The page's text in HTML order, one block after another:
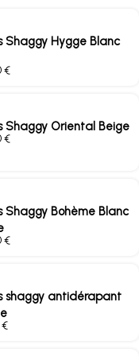
Shaggy Hygge Blanc
€
Shaggy Oriental Beige
€
Shaggy Bohème Blanc
€
shaggy antidérapant
€